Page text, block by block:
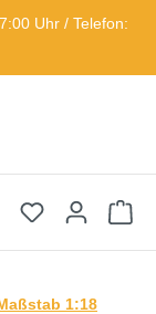
Uhr / Telefon:
1:18